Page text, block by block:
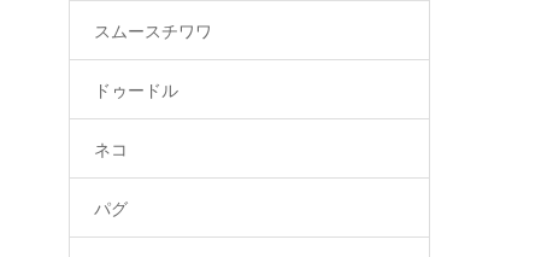
スムースチワワ
ドゥードル
ネコ
パグ